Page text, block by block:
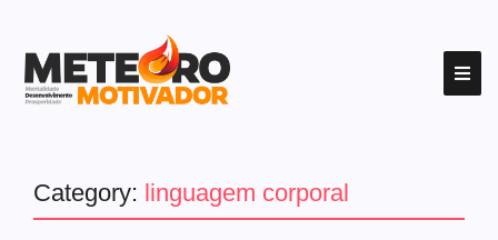
Category: linguagem corporal